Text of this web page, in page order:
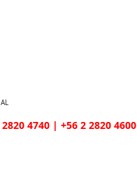
2820 4740 | +56 2 2820 4600